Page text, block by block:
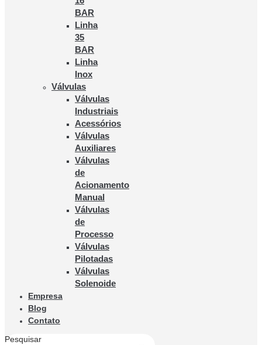
BAR
Linha
35
BAR
Linha
Inox
Válvulas
Válvulas
Industriais
Acessórios
Válvulas
Auxiliares
Válvulas
de
Acionamento
Manual
Válvulas
de
Processo
Válvulas
Pilotadas
Válvulas
Solenoide
Empresa
Blog
Contato
Pesquisar